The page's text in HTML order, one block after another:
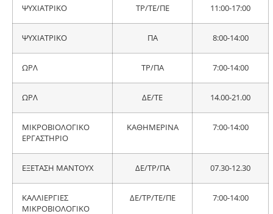
ΨΥΧΙΑΤΡΙΚΟ ΤΡ/ΤΕ/ΠΕ 11:00-17:00
ΨΥΧΙΑΤΡΙΚΟ ΠΑ 8:00-14:00
ΩΡΛ ΤΡ/ΠΑ 7:00-14:00
ΩΡΛ ΔΕ/ΤΕ 14.00-21.00
ΜΙΚΡΟΒΙΟΛΟΓΙΚΟ
ΕΡΓΑΣΤΗΡΙΟ
ΚΑΘΗΜΕΡΙΝΑ 7:00-14:00
ΕΞΕΤΑΣΗ ΜΑNTOYX ΔΕ/ΤΡ/ΠΑ 07.30-12.30
ΚΑΛΛΙΕΡΓΙΕΣ
ΜΙΚΡΟΒΙΟΛΟΓΙΚΟ
ΔΕ/ΤΡ/ΤΕ/ΠΕ 7:00-14:00